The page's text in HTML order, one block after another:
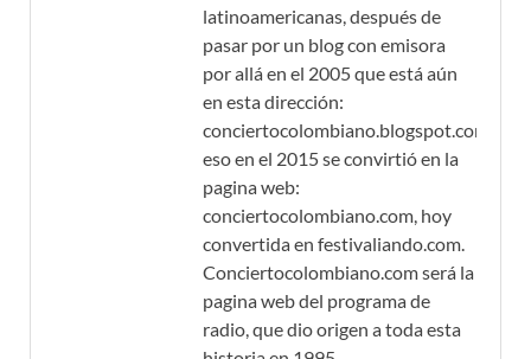
latinoamericanas, después de
pasar por un blog con emisora
por allá en el 2005 que está aún
en esta dirección:
conciertocolombiano.blogspot.com,
eso en el 2015 se convirtió en la
pagina web:
conciertocolombiano.com, hoy
convertida en festivaliando.com.
Conciertocolombiano.com será la
pagina web del programa de
radio, que dio origen a toda esta